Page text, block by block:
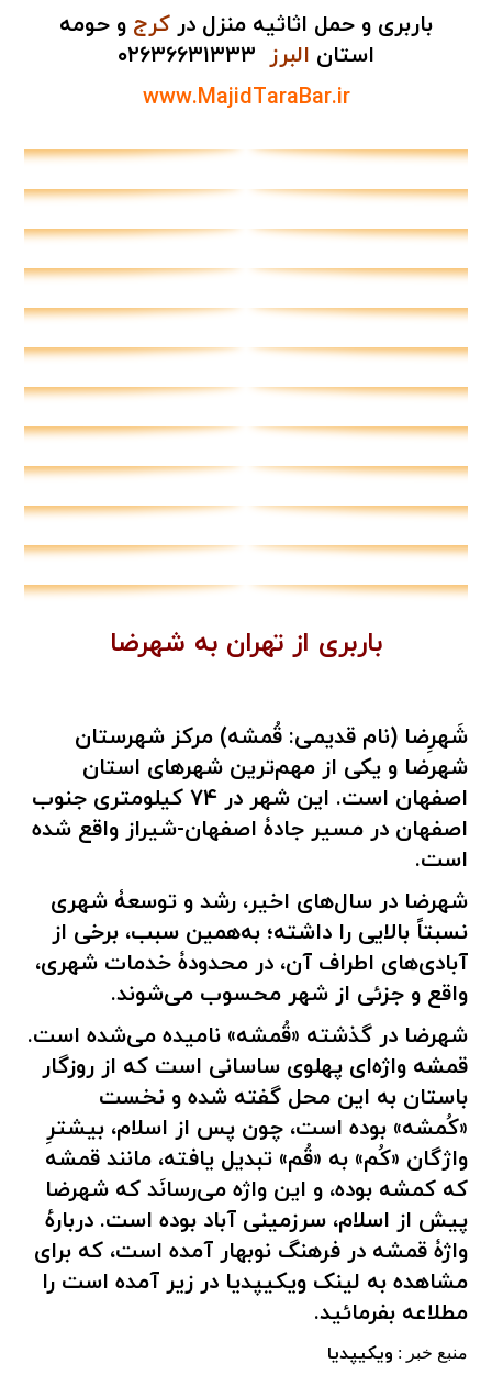
باربری و حمل اثاثیه منزل در کرج و حومه
استان البرز ۰۲۶۳۶۶۳۱۳۳۳
www.MajidTaraBar.ir
باربری از تهران به شهرضا
شَهرِضا (نام قدیمی: قُمشه) مرکز شهرستان
شهرضا و یکی از مهم‌ترین شهرهای استان
اصفهان است. این شهر در ۷۴ کیلومتری جنوب
اصفهان در مسیر جادۀ اصفهان-شیراز واقع شده
است.
شهرضا در سال‌های اخیر، رشد و توسعۀ شهری
نسبتاً بالایی را داشته؛ به‌همین سبب، برخی از
آبادی‌های اطراف آن، در محدودۀ خدمات شهری،
واقع و جزئی از شهر محسوب می‌شوند.
شهرضا در گذشته «قُمشه» نامیده می‌شده است.
قمشه واژه‌ای پهلوی ساسانی است که از روزگار
باستان به این محل گفته شده و نخست
«کُمشه» بوده است، چون پس از اسلام، بیشترِ
واژگان «کُم» به «قُم» تبدیل یافته، مانند قمشه
که کمشه بوده، و این واژه می‌رسانَد که شهرضا
پیش از اسلام، سرزمینی آباد بوده است. دربارهٔ
واژۀ قمشه در فرهنگ نوبهار آمده است، که برای
مشاهده به لینک ویکیپدیا در زیر آمده است را
مطلاعه بفرمائید.
منبع خبر : ویکیپدیا